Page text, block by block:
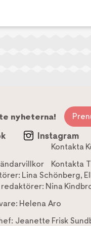
nyheterna!
Instagram
Kontakta
Kontakta
Lina Schönberg,
Nina
Helena Aro
Jeanette Frisk